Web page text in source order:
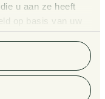
u aan ze heeft
op basis van uw
de volledige
notariaat